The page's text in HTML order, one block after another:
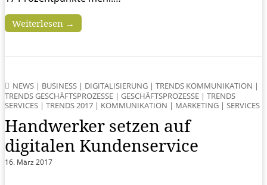
Weiterlesen →
NEWS | BUSINESS | DIGITALISIERUNG | TRENDS KOMMUNIKATION |
TRENDS GESCHÄFTSPROZESSE | GESCHÄFTSPROZESSE | TRENDS
SERVICES | TRENDS 2017 | KOMMUNIKATION | MARKETING | SERVICES
Handwerker setzen auf
digitalen Kundenservice
16. März 2017